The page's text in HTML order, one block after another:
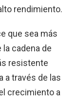
rendimiento.
que sea más
cadena de
resistente
a través de las
crecimiento a